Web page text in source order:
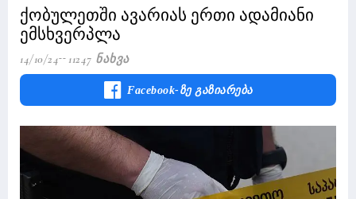
ქობულეთში ავარიას ერთი ადამიანი
ემსხვერპლა
14/10/24 11247 Ნახვა
Facebook-Ზე Გაზიარება